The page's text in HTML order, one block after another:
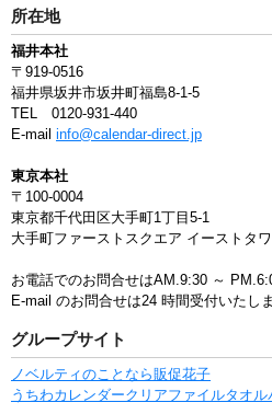
所在地
福井本社
〒919-0516
福井県坂井市坂井町福島8-1-5
TEL 0120-931-440
E-mail info@calendar-direct.jp
東京本社
〒100-0004
東京都千代田区大手町1丁目5-1
大手町ファーストスクエア イーストタ
お電話でのお問合せはAM.9:30 ～
E-mail のお問合せは24 時間受付いたしま
グループサイト
ノベルティのことなら販促花子
うちわカレンダークリアファイルタオル